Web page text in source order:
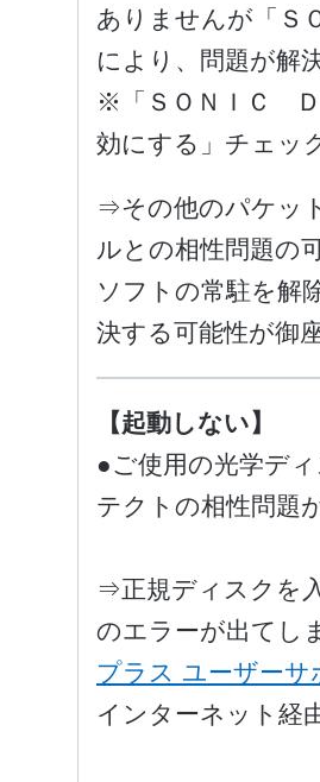
ありませんが「Ｓ
により、問題が解
※「ＳＯＮＩＣ Ｄ
効にする」チェッ
⇒その他のパケッ
ルとの相性問題の
ソフトの常駐を解
決する可能性が御
【起動しない】
●ご使用の光学デ
テクトの相性問題
⇒正規ディスクを
のエラーが出てし
プラス ユーザーサ
インターネット経